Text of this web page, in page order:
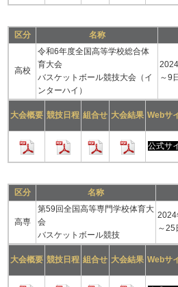
区分 名称
高校
令和6年度全国高等学校総合体
育大会
バスケットボール競技大会（イ
ンターハイ）
～9
大会概要 競技日程 組合せ 大会結果 Webサ
公式サ
区分 名称
高専
第59回全国高等専門学校体育大
会
バスケットボール競技
2024
～25
大会概要 競技日程 組合せ 大会結果 Webサ